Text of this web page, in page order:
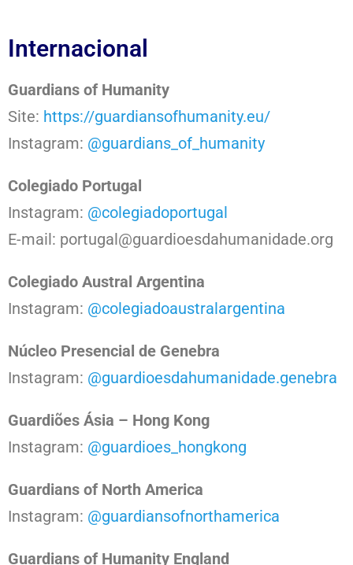
Internacional
Guardians of Humanity
Site: https://guardiansofhumanity.eu/
Instagram: @guardians_of_humanity
Colegiado Portugal
Instagram: @colegiadoportugal
E-mail: portugal@guardioesdahumanidade.org
Colegiado Austral Argentina
Instagram: @colegiadoaustralargentina
Núcleo Presencial de Genebra
Instagram: @guardioesdahumanidade.genebra
Guardiões Ásia – Hong Kong
Instagram: @guardioes_hongkong
Guardians of North America
Instagram: @guardiansofnorthamerica
Guardians of Humanity England